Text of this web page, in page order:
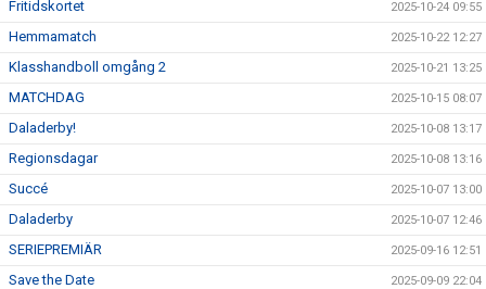
Fritidskortet 2025-10-24 09:55
Hemmamatch 2025-10-22 12:27
Klasshandboll omgång 2 2025-10-21 13:25
MATCHDAG 2025-10-15 08:07
Daladerby! 2025-10-08 13:17
Regionsdagar 2025-10-08 13:16
Succé 2025-10-07 13:00
Daladerby 2025-10-07 12:46
SERIEPREMIÄR 2025-09-16 12:51
Save the Date 2025-09-09 22:04